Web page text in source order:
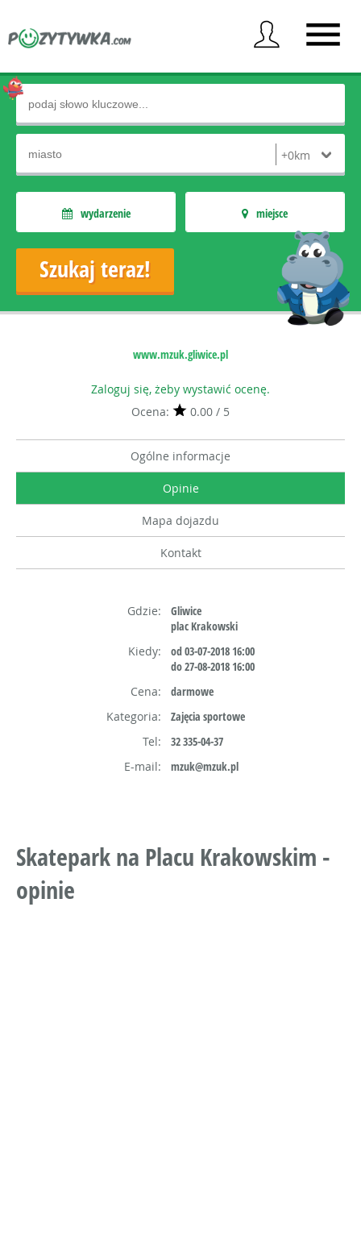
wydarzenie miejsce
www.mzuk.gliwice.pl
Zaloguj się, żeby wystawić ocenę.
Ocena:
0.00 / 5
Ogólne informacje
Opinie
Mapa dojazdu
Kontakt
Gdzie:
Gliwice
plac Krakowski
Kiedy:
od 03-07-2018 16:00
do 27-08-2018 16:00
Cena:
darmowe
Kategoria:
Zajęcia sportowe
Tel:
32 335-04-37
E-mail:
mzuk@mzuk.pl
Skatepark na Placu Krakowskim -
opinie